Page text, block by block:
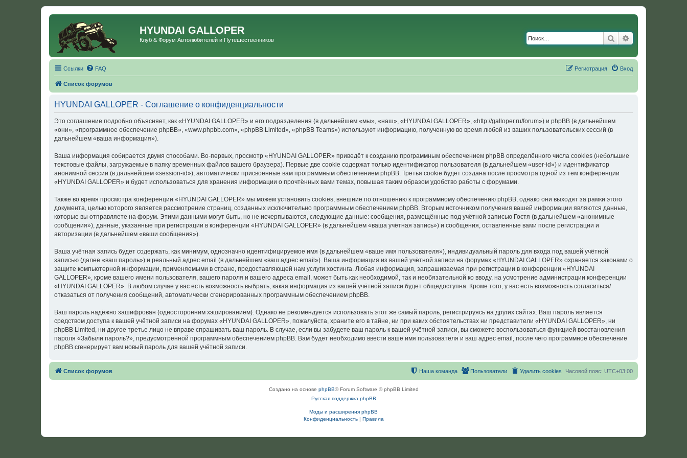
HYUNDAI GALLOPER
Клуб & Форум Автолюбителей и Путешественников Поиск
Ссылки FAQ Вход
Регистрация
Список форумов
HYUNDAI GALLOPER - Соглашение о конфиденциальности
Это соглашение подробно объясняет, как «HYUNDAI GALLOPER» и его подразделения (в дальнейшем «мы», «наш», «HYUNDAI GALLOPER», «http://galloper.ru/forum») и phpBB (в дальнейшем
«они», «программное обеспечение phpBB», «www.phpbb.com», «phpBB Limited», «phpBB Teams») используют информацию, полученную во время любой из ваших пользовательских сессий (в
дальнейшем «ваша информация»).
Ваша информация собирается двумя способами. Во-первых, просмотр «HYUNDAI GALLOPER» приведёт к созданию программным обеспечением phpBB определённого числа cookies (небольшие
текстовые файлы, загружаемые в папку временных файлов вашего браузера). Первые две cookie содержат только идентификатор пользователя (в дальнейшем «user-id») и идентификатор
анонимной сессии (в дальнейшем «session-id»), автоматически присвоенные вам программным обеспечением phpBB. Третья cookie будет создана после просмотра одной из тем конференции
«HYUNDAI GALLOPER» и будет использоваться для хранения информации о прочтённых вами темах, повышая таким образом удобство работы с форумами.
Также во время просмотра конференции «HYUNDAI GALLOPER» мы можем установить cookies, внешние по отношению к программному обеспечению phpBB, однако они выходят за рамки этого
документа, целью которого является рассмотрение страниц, созданных исключительно программным обеспечением phpBB. Вторым источником получения вашей информации являются данные,
которые вы отправляете на форум. Этими данными могут быть, но не исчерпываются, следующие данные: сообщения, размещённые под учётной записью Гостя (в дальнейшем «анонимные
сообщения»), данные, указанные при регистрации в конференции «HYUNDAI GALLOPER» (в дальнейшем «ваша учётная запись») и сообщения, оставленные вами после регистрации и
авторизации (в дальнейшем «ваши сообщения»).
Ваша учётная запись будет содержать, как минимум, однозначно идентифицируемое имя (в дальнейшем «ваше имя пользователя»), индивидуальный пароль для входа под вашей учётной
записью (далее «ваш пароль») и реальный адрес email (в дальнейшем «ваш адрес email»). Ваша информация из вашей учётной записи на форумах «HYUNDAI GALLOPER» охраняется законами о
защите компьютерной информации, применяемыми в стране, предоставляющей нам услуги хостинга. Любая информация, запрашиваемая при регистрации в конференции «HYUNDAI
GALLOPER», кроме вашего имени пользователя, вашего пароля и вашего адреса email, может быть как необходимой, так и необязательной ко вводу, на усмотрение администрации конференции
«HYUNDAI GALLOPER». В любом случае у вас есть возможность выбрать, какая информация из вашей учётной записи будет общедоступна. Кроме того, у вас есть возможность согласиться/
отказаться от получения сообщений, автоматически сгенерированных программным обеспечением phpBB.
Ваш пароль надёжно зашифрован (односторонним хэшированием). Однако не рекомендуется использовать этот же самый пароль, регистрируясь на других сайтах. Ваш пароль является
средством доступа к вашей учётной записи на форумах «HYUNDAI GALLOPER», пожалуйста, храните его в тайне, ни при каких обстоятельствах ни представители «HYUNDAI GALLOPER», ни
phpBB Limited, ни другое третье лицо не вправе спрашивать ваш пароль. В случае, если вы забудете ваш пароль к вашей учётной записи, вы сможете воспользоваться функцией восстановления
пароля «Забыли пароль?», предусмотренной программным обеспечением phpBB. Вам будет необходимо ввести ваше имя пользователя и ваш адрес email, после чего программное обеспечение
phpBB сгенерирует вам новый пароль для вашей учётной записи.
Список форумов Часовой пояс: UTC+03:00
Удалить cookies
Пользователи
Наша команда
Создано на основе phpBB® Forum Software © phpBB Limited
Русская поддержка phpBB
Моды и расширения phpBB
Конфиденциальность| Правила